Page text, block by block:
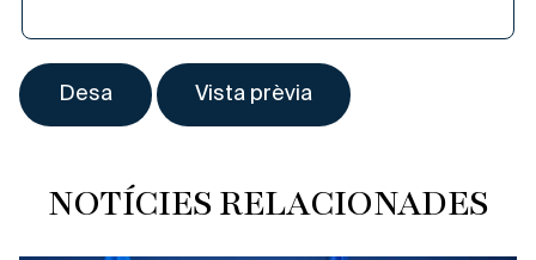
NOTÍCIES RELACIONADES